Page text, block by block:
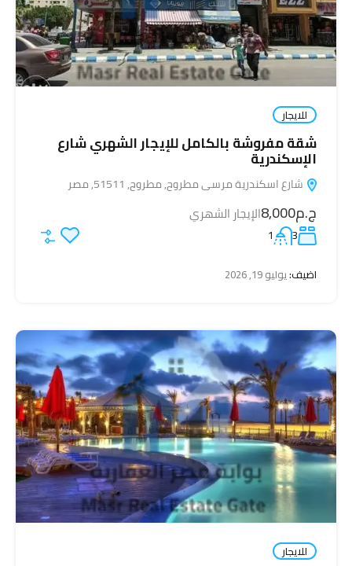
للايجار
شقة مفروشة بالكامل للإيجار الشهري شارع
الإسكندرية
شارع اسكندرية مرسى مطروح, مطروح, 51511, مصر
ج.م8,000 الإيجار الشهري
3
1
اضيف:يوليو 19, 2026
للايجار